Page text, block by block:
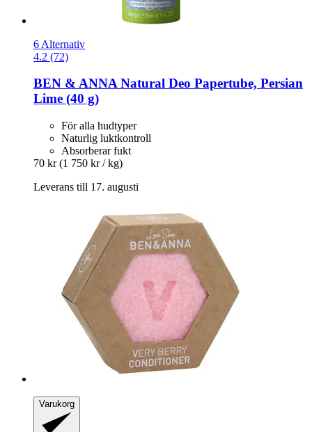
6 Alternativ
4.2 (72)
BEN & ANNANatural Deo Papertube, Persian
Lime (40 g)
För alla hudtyper
Naturlig luktkontroll
Absorberar fukt
70 kr (1 750 kr / kg)
Leverans till 17. augusti
Varukorg